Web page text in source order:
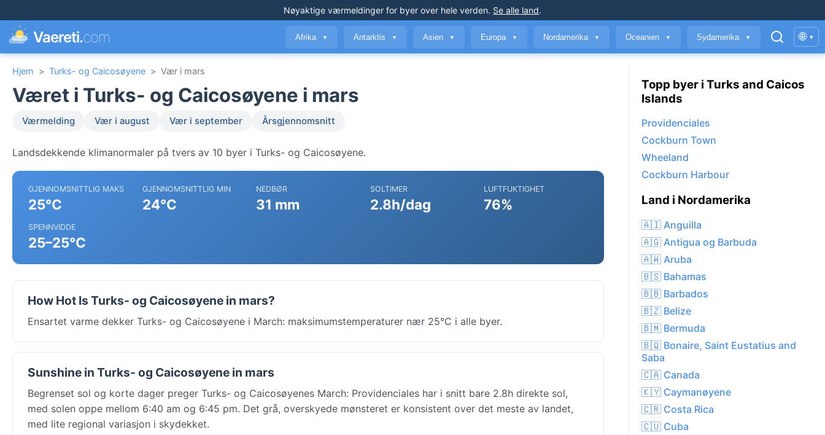
Nøyaktige værmeldinger for byer over hele verden. Se alle land.
Vaereti.com Afrika ▼ Antarktis ▼ Asien ▼ Europa ▼ Nordamerika ▼ Oceanien ▼ Sydamerika ▼ 🌐 ▾
Hjem > Turks- og Caicosøyene > Vær i mars
Været i Turks- og Caicosøyene i mars
Værmelding Vær i august Vær i september Årsgjennomsnitt
Landsdekkende klimanormaler på tvers av 10 byer i Turks- og Caicosøyene.
GJENNOMSNITTLIG MAKS
25°C
GJENNOMSNITTLIG MIN
24°C
NEDBØR
31 mm
SOLTIMER
2.8h/dag
LUFTFUKTIGHET
76%
SPENNVIDDE
25–25°C
How Hot Is Turks- og Caicosøyene in mars?
Ensartet varme dekker Turks- og Caicosøyene i March: maksimumstemperaturer nær 25°C i alle byer.
Sunshine in Turks- og Caicosøyene in mars
Begrenset sol og korte dager preger Turks- og Caicosøyenes March: Providenciales har i snitt bare 2.8h direkte sol,
med solen oppe mellom 6:40 am og 6:45 pm. Det grå, overskyede mønsteret er konsistent over det meste av landet,
med lite regional variasjon i skydekket.
Topp byer i Turks and Caicos
Islands
Providenciales
Cockburn Town
Wheeland
Cockburn Harbour
Land i Nordamerika
🇦🇮 Anguilla
🇦🇬 Antigua og Barbuda
🇦🇼 Aruba
🇧🇸 Bahamas
🇧🇧 Barbados
🇧🇿 Belize
🇧🇲 Bermuda
🇧🇶 Bonaire, Saint Eustatius and
Saba
🇨🇦 Canada
🇰🇾 Caymanøyene
🇨🇷 Costa Rica
🇨🇺 Cuba